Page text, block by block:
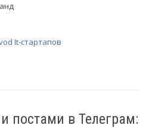
It-стартапов
постами в Телеграм: